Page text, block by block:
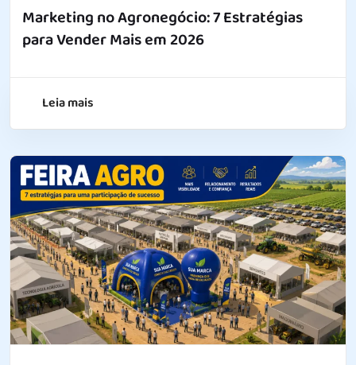
Marketing no Agronegócio: 7 Estratégias
para Vender Mais em 2026
Leia mais